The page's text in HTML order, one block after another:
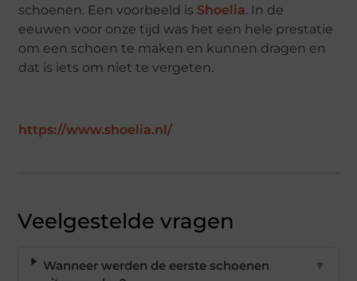
schoenen. Een voorbeeld is Shoelia. In de
eeuwen voor onze tijd was het een hele prestatie
om een schoen te maken en kunnen dragen en
dat is iets om niet te vergeten.
https://www.shoelia.nl/
Veelgestelde vragen
Wanneer werden de eerste schoenen
▼